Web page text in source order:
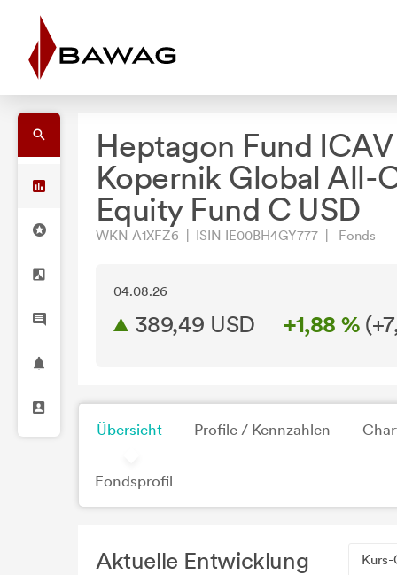
Heptagon Fund
Kopernik Global All-
Equity Fund C USD
WKN A1XFZ6 | ISIN IE00BH4GY777 | Fonds
04.08.26
389,49 USD +1,88 % (
Übersicht Profile / Kennzahlen
Fondsprofil
Aktuelle Entwicklung Kurs-